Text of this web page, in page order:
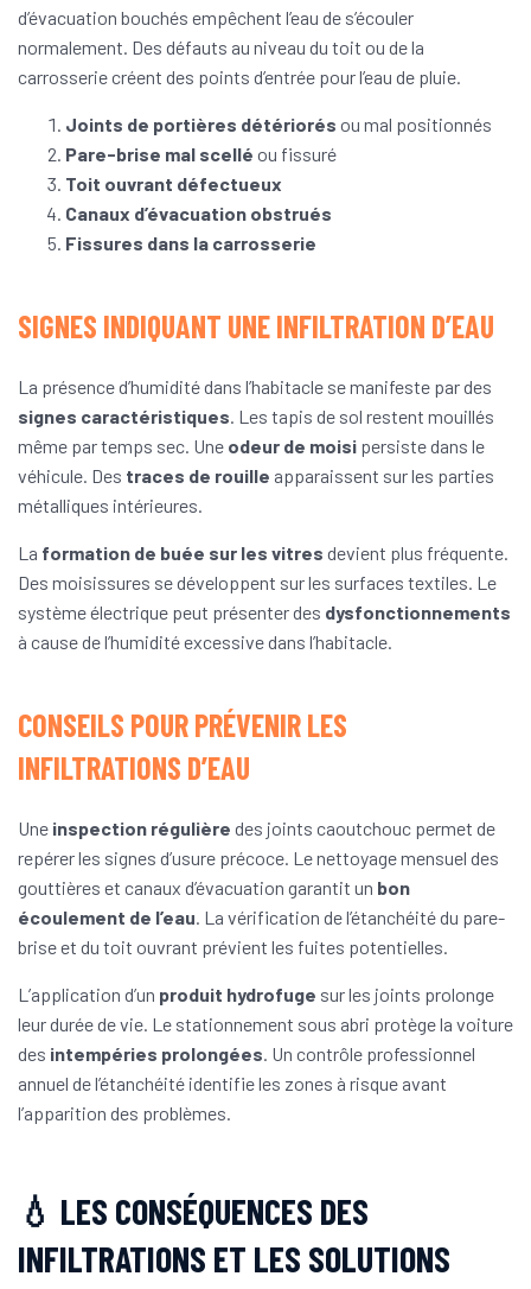
d’évacuation bouchés empêchent l’eau de s’écouler
normalement. Des défauts au niveau du toit ou de la
carrosserie créent des points d’entrée pour l’eau de pluie.
Joints de portières détériorés ou mal positionnés
Pare-brise mal scellé ou fissuré
Toit ouvrant défectueux
Canaux d’évacuation obstrués
Fissures dans la carrosserie
SIGNES INDIQUANT UNE INFILTRATION D’EAU
La présence d’humidité dans l’habitacle se manifeste par des
signes caractéristiques . Les tapis de sol restent mouillés
même par temps sec. Une odeur de moisi persiste dans le
véhicule. Des traces de rouille apparaissent sur les parties
métalliques intérieures.
La formation de buée sur les vitres devient plus fréquente.
Des moisissures se développent sur les surfaces textiles. Le
système électrique peut présenter des dysfonctionnements
à cause de l’humidité excessive dans l’habitacle.
CONSEILS POUR PRÉVENIR LES
INFILTRATIONS D’EAU
Une inspection régulière des joints caoutchouc permet de
repérer les signes d’usure précoce. Le nettoyage mensuel des
gouttières et canaux d’évacuation garantit un bon
écoulement de l’eau . La vérification de l’étanchéité du pare-
brise et du toit ouvrant prévient les fuites potentielles.
L’application d’un produit hydrofuge sur les joints prolonge
leur durée de vie. Le stationnement sous abri protège la voiture
des intempéries prolongées . Un contrôle professionnel
annuel de l’étanchéité identifie les zones à risque avant
l’apparition des problèmes.
💧 LES CONSÉQUENCES DES
INFILTRATIONS ET LES SOLUTIONS